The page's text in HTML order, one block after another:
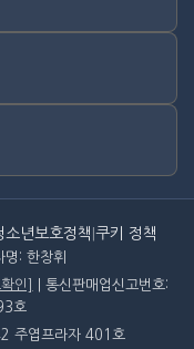
소년보호정책 쿠키 정책
: 한창휘
인]
| 통신판매업신고번호:
호
주엽프라자 401호